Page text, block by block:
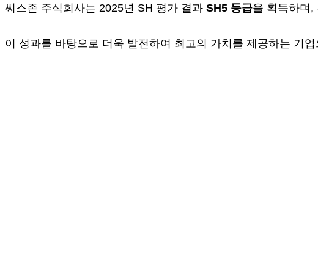
씨스존 주식회사는 2025년 SH 평가 결과 SH5 등급을 획득하며,
이 성과를 바탕으로 더욱 발전하여 최고의 가치를 제공하는 기